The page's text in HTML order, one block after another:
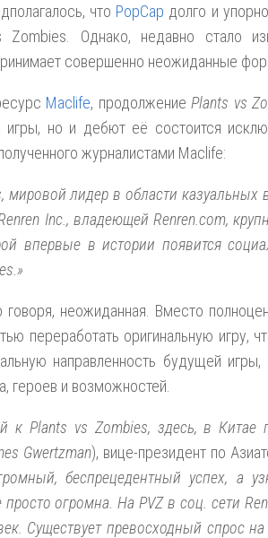
что PopCap долго и
Zombies. Однако, недавно стало
совершенно неожиданные
Maclife, продолжениеPlants vs
игры, но и дебют её состоится
журналистами Maclife:
мировой лидер в области
Inc., владеющей Renren.com,
впервые в истории появится
говоря, неожиданная. Вместо
переработать оригинальную игру,
направленность будущей
героев и возможностей.
к Plants vs Zombies, здесь, в Китае
Gwertzman), вице-президент по
беспрецедентный успех, а
просто огромна. На PVZ в соц. сети
Существует превосходный спрос